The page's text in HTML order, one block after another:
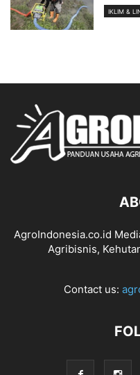
IKLIM &
AgroIndonesia.co.id
Agribisnis,
Contact us: